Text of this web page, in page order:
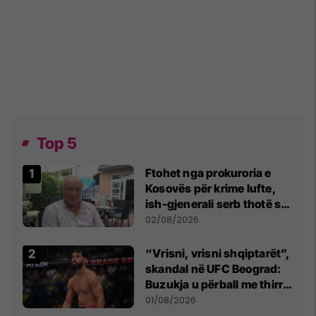
Top 5
Ftohet nga prokuroria e
Kosovës për krime lufte,
ish-gjenerali serb thotë se
dikush e tradhtoi në
02/08/2026
“Vrisni, vrisni shqiptarët”,
skandal në UFC Beograd:
Buzukja u përball me thirrje
anti-shqiptare nga
01/08/2026